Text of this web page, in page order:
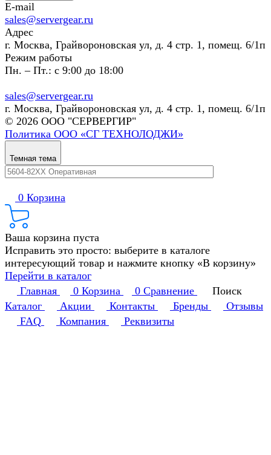
E-mail
sales@servergear.ru
Адрес
г. Москва, Грайвороновская ул, д. 4 стр. 1, помещ. 6/1п
Режим работы
Пн. – Пт.: с 9:00 до 18:00
sales@servergear.ru
г. Москва, Грайвороновская ул, д. 4 стр. 1, помещ. 6/1п
© 2026 ООО "СЕРВЕРГИР"
Политика ООО «СГ ТЕХНОЛОДЖИ»
Темная тема
0 Корзина
Ваша корзина пуста
Исправить это просто: выберите в каталоге
интересующий товар и нажмите кнопку «В корзину»
Перейти в каталог
Главная
0 Корзина 0 Сравнение
Поиск
Каталог
Акции Контакты Бренды
Отзывы
FAQ
Компания Реквизиты